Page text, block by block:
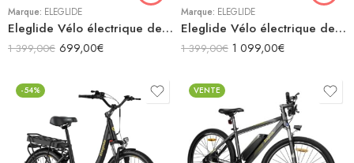
Marque: ELEGLIDE
Eleglide Vélo électrique de trekking C1
1 399,00€ 699,00€
Marque: ELEGLIDE
Eleglide Vélo électrique de trekking C1 ST
1 399,00€ 1 099,00€
-54% VENTE